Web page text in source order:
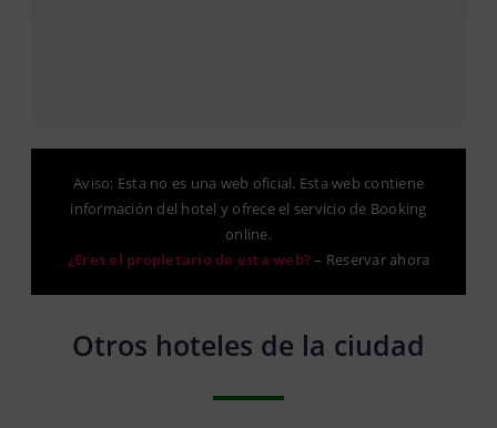
Aviso: Esta no es una web oficial. Esta web contiene
información del hotel y ofrece el servicio de Booking
online.
¿Eres el propietario de esta web?– Reservar ahora
Otros hoteles de la ciudad